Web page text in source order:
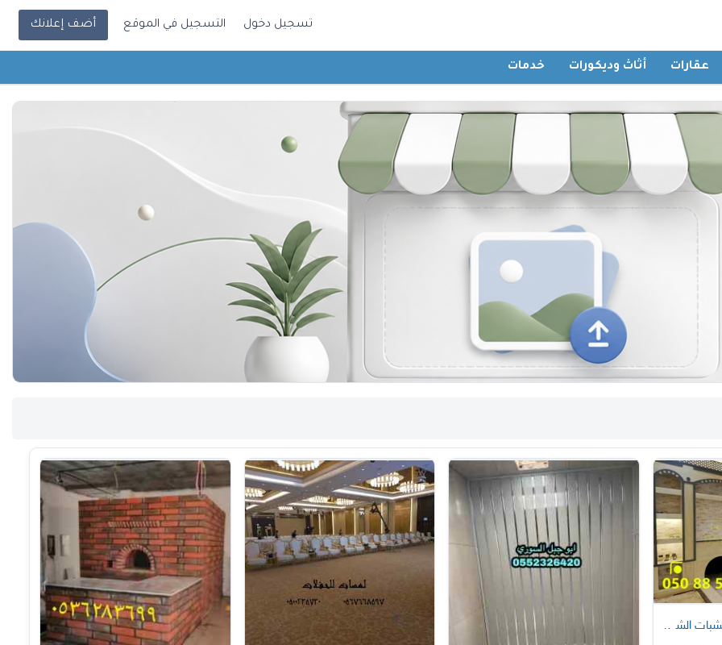
تسجيل دخول التسجيل في الموقع أضف إعلانك
عقارات أثاث وديكورات خدمات
الشرقيه